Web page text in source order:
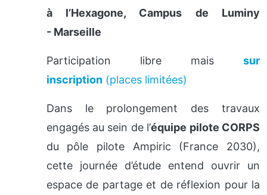
à l’Hexagone, Campus de Luminy
- Marseille
Participation libre mais sur
inscription(places limitées)
Dans le prolongement des travaux
engagés au sein de l’équipe pilote CORPS
du pôle pilote Ampiric (France 2030),
cette journée d’étude entend ouvrir un
espace de partage et de réflexion pour la